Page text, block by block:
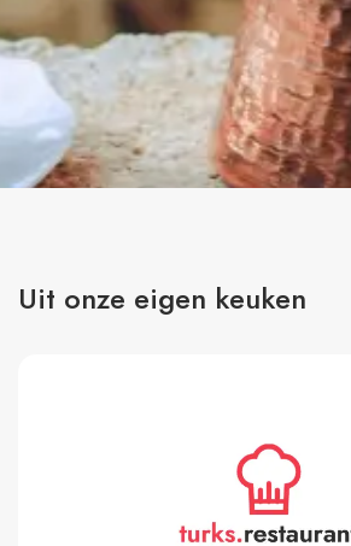
Uit onze eigen keuken